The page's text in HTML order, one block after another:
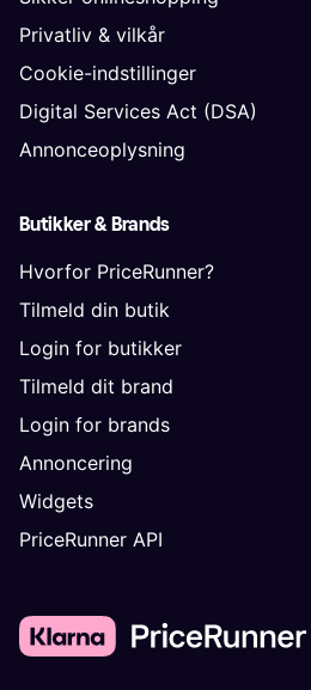
Privatliv & vilkår
Cookie-indstillinger
Digital Services Act (DSA)
Annonceoplysning
Butikker & Brands
Hvorfor PriceRunner?
Tilmeld din butik
Login for butikker
Tilmeld dit brand
Login for brands
Annoncering
Widgets
PriceRunner API